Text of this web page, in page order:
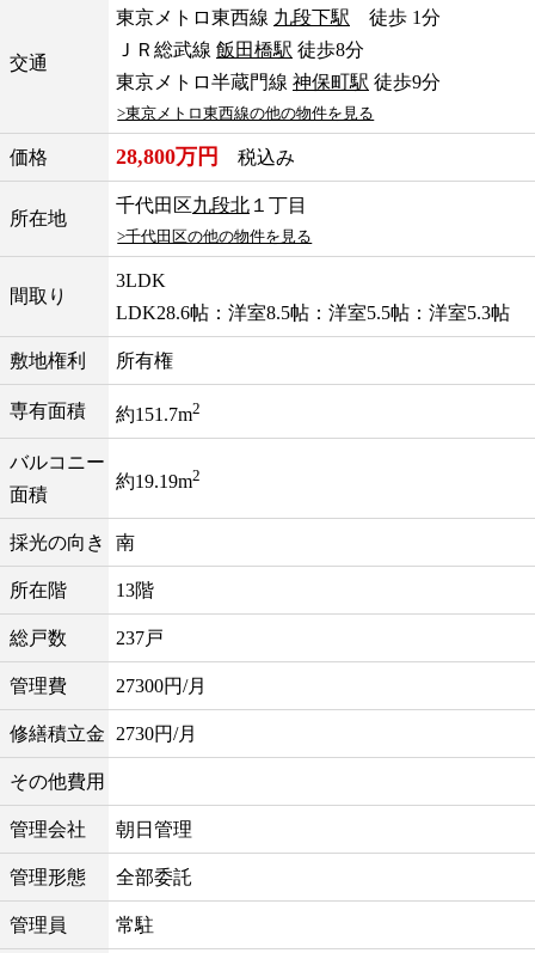
交通
東京メトロ東西線 九段下駅 徒歩 1分
ＪＲ総武線 飯田橋駅 徒歩8分
東京メトロ半蔵門線 神保町駅 徒歩9分
>東京メトロ東西線の他の物件を見る
価格 28,800万円 税込み
所在地
千代田区九段北 １丁目
>千代田区の他の物件を見る
間取り
3LDK
LDK28.6帖：洋室8.5帖：洋室5.5帖：洋室5.3帖
敷地権利 所有権
専有面積 約151.7m2
バルコニー
面積
約19.19m2
採光の向き 南
所在階 13階
総戸数 237戸
管理費 27300円/月
修繕積立金 2730円/月
その他費用
管理会社 朝日管理
管理形態 全部委託
管理員 常駐